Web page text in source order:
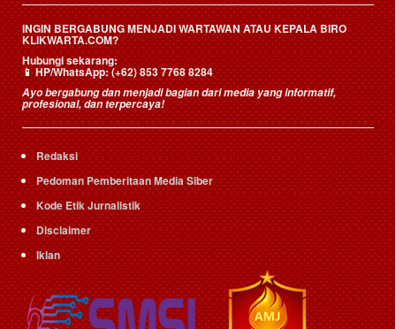
INGIN BERGABUNG MENJADI WARTAWAN ATAU KEPALA BIRO
KLIKWARTA.COM?
Hubungi sekarang:
📱HP/WhatsApp:(+62) 853 7768 8284
Ayo bergabung dan menjadi bagian dari media yang informatif,
profesional, dan terpercaya!
Redaksi
Pedoman Pemberitaan Media Siber
Kode Etik Jurnalistik
Disclaimer
Iklan